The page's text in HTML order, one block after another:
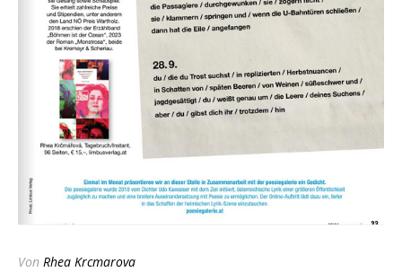
Von Rhea Krcmarova